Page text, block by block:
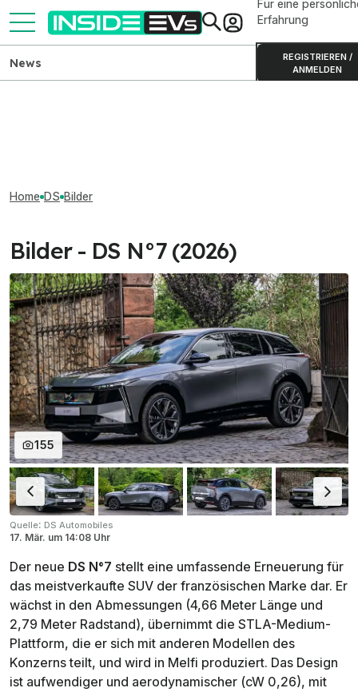
Für eine
Erfahrung
REGISTRIEREN /
ANMELDEN
News
Home DS Bilder
Bilder - DS N°7 (2026)
155
Quelle: DS Automobiles
17. Mär. um 14:08 Uhr
Der neue DS N°7 stellt eine umfassende Erneuerung für
das meistverkaufte SUV der französischen Marke dar. Er
wächst in den Abmessungen (4,66 Meter Länge und
2,79 Meter Radstand), übernimmt die STLA-Medium-
Plattform, die er sich mit anderen Modellen des
Konzerns teilt, und wird in Melfi produziert. Das Design
ist aufwendiger und aerodynamischer (cW 0,26), mit